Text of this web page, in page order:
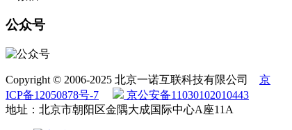
公众号
Copyright © 2006-2025 北京一诺互联科技有限公司 京
ICP备12050878号-7
京公安备11030102010443
地址：北京市朝阳区金隅大成国际中心A座11A